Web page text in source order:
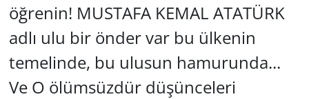
öğrenin! MUSTAFA KEMAL ATATÜRK
adlı ulu bir önder var bu ülkenin
temelinde, bu ulusun hamurunda...
Ve O ölümsüzdür düşünceleri